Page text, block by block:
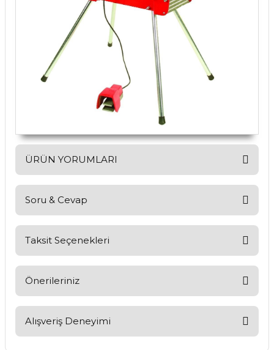
ÜRÜN YORUMLARI
Bu ürüne ilk yorumu siz yapın!
Soru & Cevap
Ürün hakkında henüz soru sorulmamış.
Taksit Seçenekleri
Önerileriniz
kullanarak tarafımıza iletebilirsiniz.
Görüş ve önerileriniz için teşekkür ederiz.
Alışveriş Deneyimi